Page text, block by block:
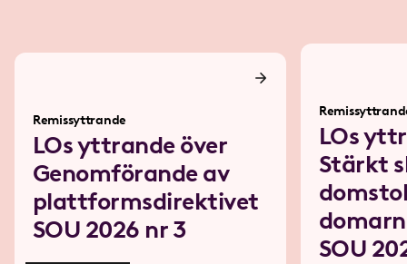
Remissyttrande
LOs yttrande över
Genomförande av
plattformsdirektivet
SOU 2026 nr 3
LOs
Stärkt
SOU